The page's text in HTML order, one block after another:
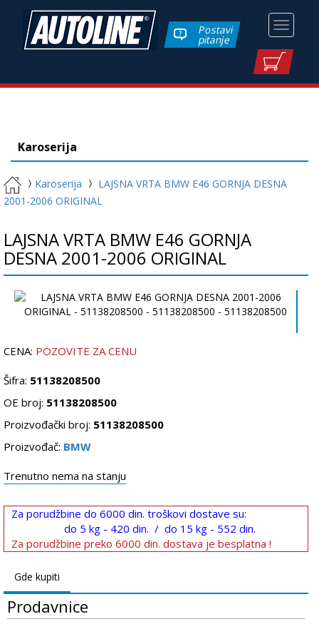
Toggle
Postavi
pitanje
Karoserija
Karoserija
LAJSNA VRTA BMW E46 GORNJA DESNA
2001-2006 ORIGINAL
LAJSNA VRTA BMW E46 GORNJA
DESNA 2001-2006 ORIGINAL
CENA: POZOVITE ZA CENU
Šifra: 51138208500
OE broj: 51138208500
Proizvođački broj: 51138208500
Proizvođač: BMW
Trenutno nema na stanju
Za porudžbine do 6000 din. troškovi dostave su:
do 5 kg - 420 din. / do 15 kg - 552 din.
Za porudžbine preko 6000 din. dostava je besplatna !
Gde kupiti
Prodavnice